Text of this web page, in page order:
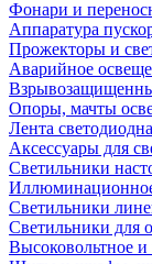
Фонари и
Аппаратура
Прожекторы и
Аварийное
Опоры, мачты
Лента
Аксессуары для
Светильники
Светильники
Светильники для
Высоковольтное